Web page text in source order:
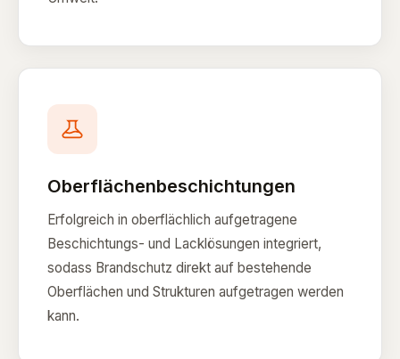
Oberflächenbeschichtungen
Erfolgreich in oberflächlich aufgetragene
Beschichtungs- und Lacklösungen integriert,
sodass Brandschutz direkt auf bestehende
Oberflächen und Strukturen aufgetragen werden
kann.